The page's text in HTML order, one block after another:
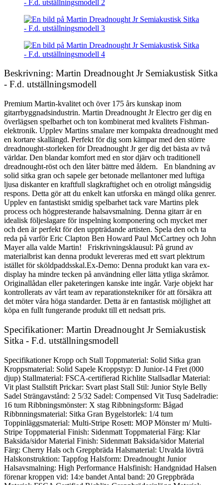
Beskrivning: Martin Dreadnought Jr Semiakustisk Sitka
- F.d. utställningsmodell
Premium Martin-kvalitet och över 175 års kunskap inom
gitarrbyggnadsindustrin. Martin Dreadnought Jr Electro ger dig en
överlägsen spelbarhet och ton kombinerat med kvalitets Fishman-
elektronik. Upplev Martins smalare mer kompakta dreadnought med
en kortare skallängd. Perfekt för dig som kämpar med den större
dreadnought-storleken för Dreadnought Jr ger dig det bästa av två
världar. Den blandar komfort med en stor djärv och traditionell
dreadnought-röst och den låter bättre med åldern. En blandning av
solid sitka gran och sapele ger betonade mellantoner med luftiga
ljusa diskanter en kraftfull slagkraftighet och en otroligt mångsidig
respons. Detta gör att du enkelt kan utforska en mängd olika genrer.
Upplev en fantastiskt smidig spelbarhet tack vare Martins plek
process och högpresterande halsavsmalning. Denna gitarr är en
idealisk följeslagare för inspelning komponering och mycket mer
och den är perfekt för den uppträdande artisten. Spela den och ta
reda på varför Eric Clapton Ben Howard Paul McCartney och John
Mayer alla valde Martin! Friskrivningsklausul: På grund av
materialbrist kan denna produkt levereras med ett svart plektrum
istället för sköldpaddsskal.Ex-Demo: Denna produkt kan vara ex-
display ha mindre tecken på användning eller lätta ytliga skråmor.
Originallådan eller paketeringen kanske inte ingår. Varje objekt har
kontrollerats av vårt team av reparationstekniker för att försäkra att
det möter våra höga standarder. Detta är en fantastisk möjlighet att
köpa en fullt fungerande produkt till ett nedsatt pris.
Specifikationer: Martin Dreadnought Jr Semiakustisk
Sitka - F.d. utställningsmodell
Specifikationer Kropp och Stall Toppmaterial: Solid Sitka gran
Kroppsmaterial: Solid Sapele Kroppstyp: D Junior-14 Fret (000
djup) Stallmaterial: FSCA-certifierad Richlite Stallsadlar Material:
Vit plast Stallstift Prickar: Svart plast Stall Stil: Junior Style Belly
Sadel Strängavstånd: 2 5/32 Sadel: Compensed Vit Tusq Sadelradie:
16 tum Ribbningsmönster: X stag Ribbningsform: Bågad
Ribbnningsmaterial: Sitka Gran Bygelstorlek: 1/4 tum
Toppinläggsmaterial: Multi-Stripe Rosett: MOP Mönster m/ Multi-
Stripe Toppmaterial Finish: Sidenmatt Toppmaterial Färg: Klar
Baksida/sidor Material Finish: Sidenmatt Baksida/sidor Material
Färg: Cherry Hals och Greppbräda Halsmaterial: Utvalda lövträ
Halskonstruktion: Tappfog Halsform: Dreadnought Junior
Halsavsmalning: High Performance Halsfinish: Handgnidad Halsen
förenar kroppen vid: 14:e bandet Antal band: 20 Greppbräda